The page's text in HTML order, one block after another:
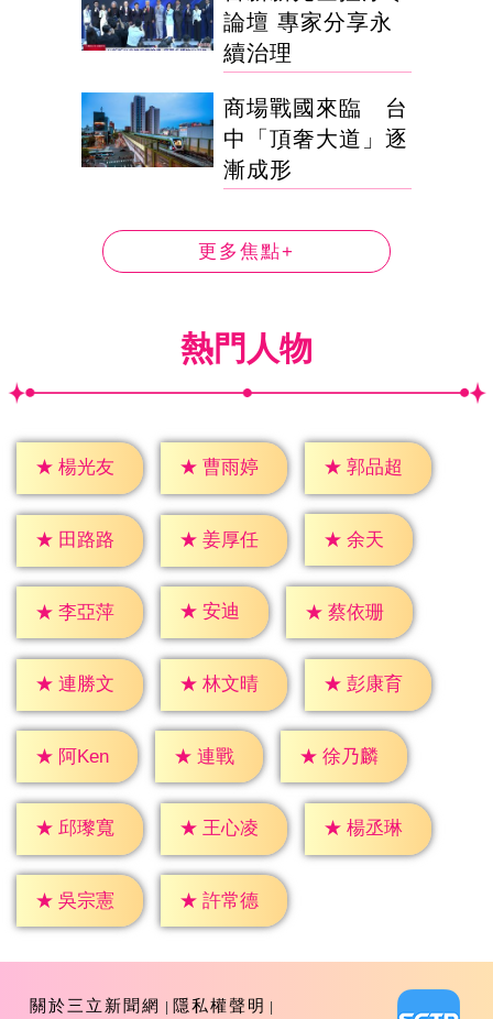
論壇 專家分享永
續治理
商場戰國來臨 台
中「頂奢大道」逐
漸成形
更多焦點+
熱門人物
★ 楊光友 ★ 曹雨婷 ★ 郭品超
★ 田路路 ★ 姜厚任 ★ 余天
★ 李亞萍 ★ 安迪 ★ 蔡依珊
★ 連勝文 ★ 林文晴 ★ 彭康育
★ 阿Ken ★ 連戰 ★ 徐乃麟
★ 邱瓈寬 ★ 王心凌 ★ 楊丞琳
★ 吳宗憲 ★ 許常德
關於三立新聞網 隱私權聲明